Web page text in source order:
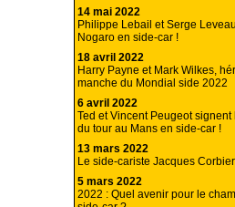
14 mai 2022
Philippe Lebail et Serge
Nogaro en side-car !
18 avril 2022
Harry Payne et Mark Wilkes,
manche du Mondial side 2022
6 avril 2022
Ted et Vincent Peugeot
du tour au Mans en side-car !
13 mars 2022
Le side-cariste Jacques
5 mars 2022
2022 : Quel avenir pour le